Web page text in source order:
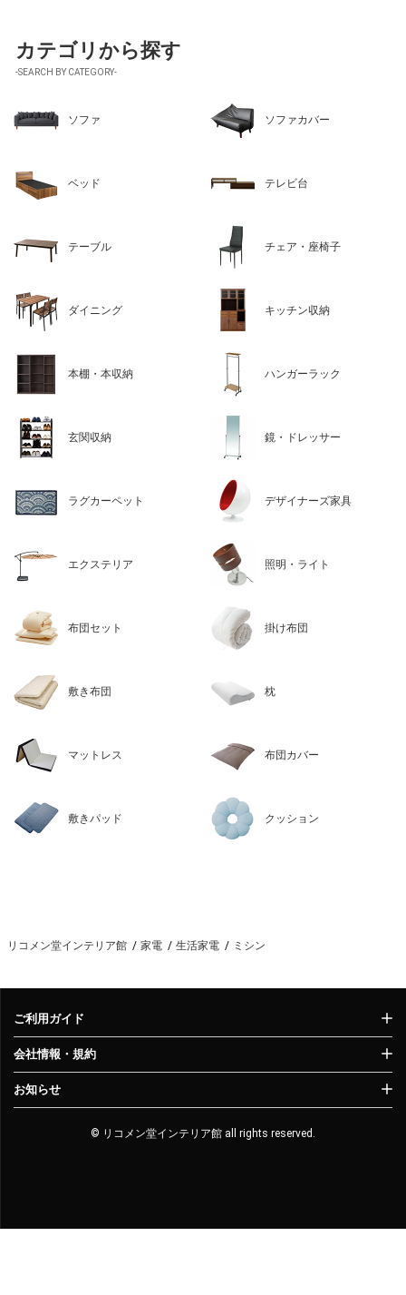
カテゴリから探す
-SEARCH BY CATEGORY-
ソファ ソファカバー
ベッド テレビ台
テーブル チェア・座椅子
ダイニング キッチン収納
本棚・本収納 ハンガーラック
玄関収納 鏡・ドレッサー
ラグカーペット デザイナーズ家具
エクステリア 照明・ライト
布団セット 掛け布団
敷き布団 枕
マットレス 布団カバー
敷きパッド クッション
リコメン堂インテリア館 家電 生活家電 ミシン
ご利用ガイド
会社情報・規約
お知らせ
© リコメン堂インテリア館 all rights reserved.